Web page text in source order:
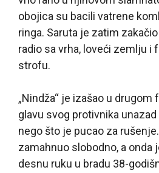
obojica su bacili vatrene
ringa. Saruta je zatim
radio sa vrha, loveći zemlju i
strofu.
„Nindža“ je izašao u
glavu svog protivnika
nego što je pucao za
zamahnuo slobodno, a onda
desnu ruku u bradu 38-